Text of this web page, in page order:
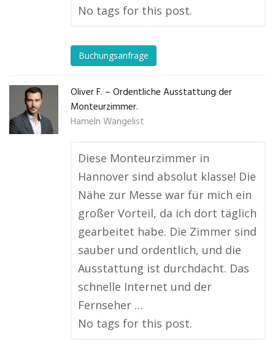
No tags for this post.
Buchungsanfrage
Oliver F. – Ordentliche Ausstattung der
Monteurzimmer.
Hameln Wangelist
Diese Monteurzimmer in
Hannover sind absolut klasse! Die
Nähe zur Messe war für mich ein
großer Vorteil, da ich dort täglich
gearbeitet habe. Die Zimmer sind
sauber und ordentlich, und die
Ausstattung ist durchdacht. Das
schnelle Internet und der
Fernseher …
No tags for this post.